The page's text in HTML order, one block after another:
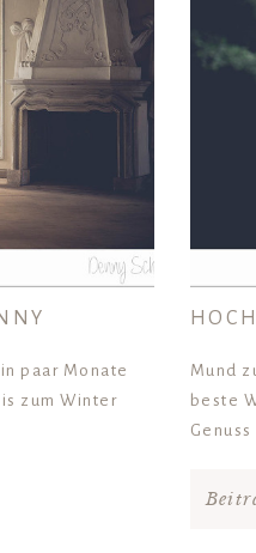
paar Monate
zum Winter
Mund
beste